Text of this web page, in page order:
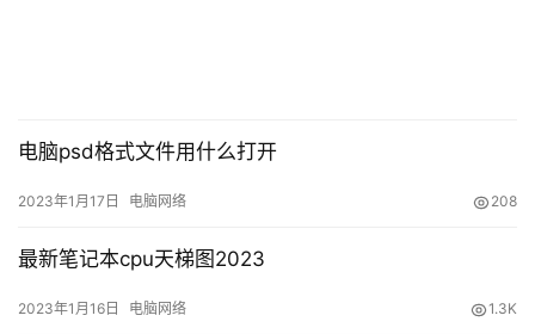
系统蓝屏电脑图解2
3、检查散热。
电脑psd格式文件用什么打开
2023年1月17日 电脑网络 208
最新笔记本cpu天梯图2023
2023年1月16日 电脑网络 1.3K